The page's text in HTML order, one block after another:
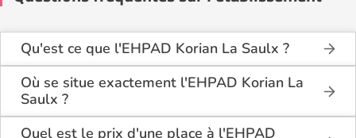
Qu'est ce que l'EHPAD Korian La Saulx ?
L'EHPAD Korian La Saulx est une maison de retraite
médicalisée de type hébergement permanent,
hébergement temporaire , située à Laxou (54520).
Où se situe exactement l'EHPAD Korian La
Saulx ?
L'EHPAD Korian La Saulx est situé 1 Allée De La
Saulx à Laxou (54520), en Meurthe et Moselle (54).
Quel est le prix d'une place à l'EHPAD